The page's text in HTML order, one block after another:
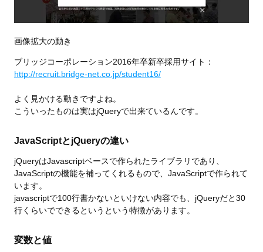
画像拡大の動き
ブリッジコーポレーション2016年卒新卒採用サイト：
http://recruit.bridge-net.co.jp/student16/
よく見かける動きですよね。
こういったものは実はjQueryで出来ているんです。
JavaScriptとjQueryの違い
jQueryはJavascriptベースで作られたライブラリであり、
JavaScriptの機能を補ってくれるもので、JavaScriptで作られて
います。
javascriptで100行書かないといけない内容でも、jQueryだと30
行くらいでできるというという特徴があります。
変数と値